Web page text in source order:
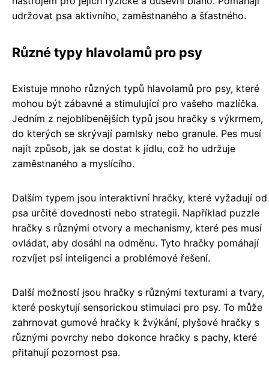
udržovat psa aktivního, zaměstnaného a šťastného.
Různé typy hlavolamů pro psy
Existuje mnoho různých typů hlavolamů pro psy, které
mohou být zábavné a stimulující pro vašeho mazlíčka.
Jedním z nejoblíbenějších typů jsou hračky s výkrmem,
do kterých se skrývají pamlsky nebo granule. Pes musí
najít způsob, jak se dostat k jídlu, což ho udržuje
zaměstnaného a myslícího.
Dalším typem jsou interaktivní hračky, které vyžadují od
psa určité dovednosti nebo strategii. Například puzzle
hračky s různými otvory a mechanismy, které pes musí
ovládat, aby dosáhl na odměnu. Tyto hračky pomáhají
rozvíjet psí inteligenci a problémové řešení.
Další možností jsou hračky s různými texturami a tvary,
které poskytují sensorickou stimulaci pro psy. To může
zahrnovat gumové hračky k žvýkání, plyšové hračky s
různými povrchy nebo dokonce hračky s pachy, které
přitahují pozornost psa.